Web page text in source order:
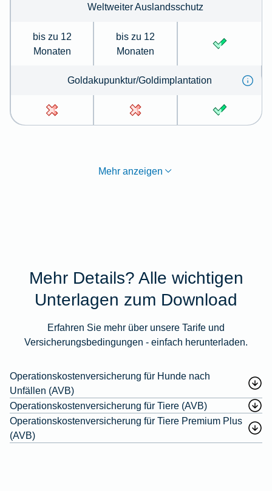
Weltweiter Auslandsschutz
bis zu 12
Monaten
bis zu 12
Monaten
Goldakupunktur/Goldimplantation
Mehr anzeigen
Mehr Details? Alle wichtigen
Unterlagen zum Download
Erfahren Sie mehr über unsere Tarife und
Versicherungsbedingungen - einfach herunterladen.
Operationskostenversicherung für Hunde nach
Unfällen (AVB)
Operationskostenversicherung für Tiere (AVB)
Operationskostenversicherung für Tiere Premium Plus
(AVB)